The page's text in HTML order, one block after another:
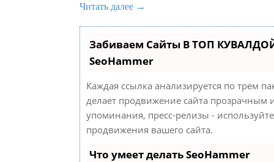
Читать далее →
Забиваем Сайты В ТОП
SeoHammer
Каждая ссылка анализируется по трем
делает продвижение сайта прозрачным
упоминания, пресс-релизы -
продвижения вашего сайта.
Что умеет делать SeoHammer